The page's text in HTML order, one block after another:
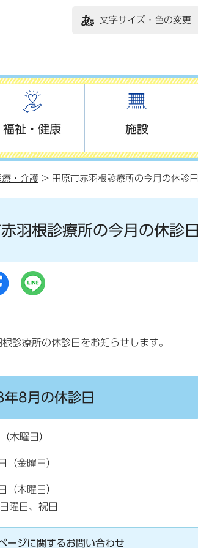
文字サイズ・色の変更
福祉・健康 施設
・介護 > 田原市赤羽根診療所の今月の休診日
羽根診療所の今月の休診日
診療所の休診日をお知らせします。
年8月の休診日
曜日）
曜日）
曜日）
曜日、祝日
ージに関するお問い合わせ